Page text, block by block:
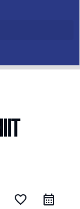
favorite_border